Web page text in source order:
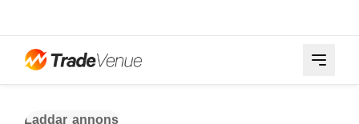
Laddar annons